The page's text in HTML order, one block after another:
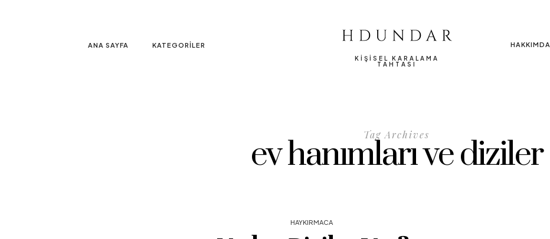
ANA SAYFA KATEGORILER
KIŞISEL KARALAMA
TAHTASI
HAKKIMDA
Tag Archives
ev hanımları ve diziler
HAYKIRMACA